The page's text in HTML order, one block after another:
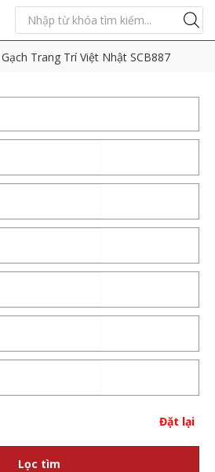
Gạch Trang Trí Việt Nhật SCB887
Đặt lại
Lọc tìm